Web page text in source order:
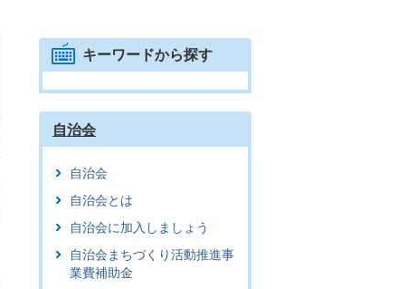
キーワードから探す
自治会
自治会
自治会とは
自治会に加入しましょう
自治会まちづくり活動推進事
業費補助金